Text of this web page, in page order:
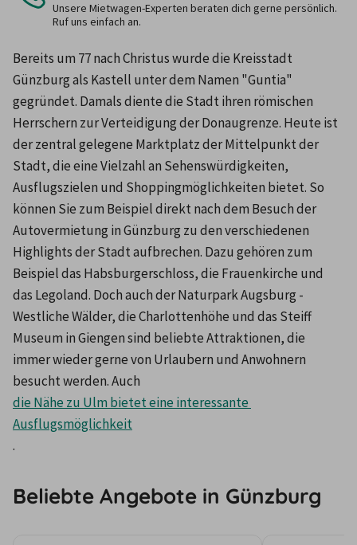
Unsere Mietwagen-Experten beraten dich gerne persönlich.
Ruf uns einfach an.
Bereits um 77 nach Christus wurde die Kreisstadt
Günzburg als Kastell unter dem Namen "Guntia"
gegründet. Damals diente die Stadt ihren römischen
Herrschern zur Verteidigung der Donaugrenze. Heute ist
der zentral gelegene Marktplatz der Mittelpunkt der
Stadt, die eine Vielzahl an Sehenswürdigkeiten,
Ausflugszielen und Shoppingmöglichkeiten bietet. So
können Sie zum Beispiel direkt nach dem Besuch der
Autovermietung in Günzburg zu den verschiedenen
Highlights der Stadt aufbrechen. Dazu gehören zum
Beispiel das Habsburgerschloss, die Frauenkirche und
das Legoland. Doch auch der Naturpark Augsburg -
Westliche Wälder, die Charlottenhöhe und das Steiff
Museum in Giengen sind beliebte Attraktionen, die
immer wieder gerne von Urlaubern und Anwohnern
besucht werden. Auch
die Nähe zu Ulm bietet eine interessante
Ausflugsmöglichkeit
.
Beliebte Angebote in Günzburg